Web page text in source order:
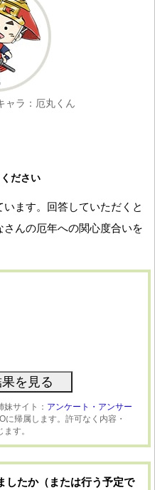
ャラ：厄丸くん
ださい
ます。回答していただくと
んの厄年への関心度合いを
サイト： アンケート・アンサー
に帰属します。許可なく内容・
す。
したか（または行う予定で